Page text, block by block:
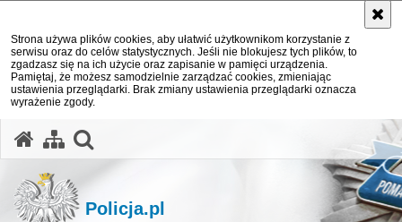
Strona używa plików cookies, aby ułatwić użytkownikom korzystanie z
serwisu oraz do celów statystycznych. Jeśli nie blokujesz tych plików, to
zgadzasz się na ich użycie oraz zapisanie w pamięci urządzenia.
Pamiętaj, że możesz samodzielnie zarządzać cookies, zmieniając
ustawienia przeglądarki. Brak zmiany ustawienia przeglądarki oznacza
wyrażenie zgody.
Policja.pl